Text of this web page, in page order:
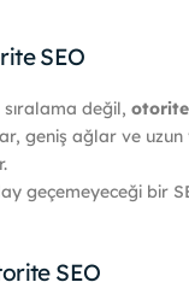
SEO
sıralama değil,
geniş ağlar ve
geçemeyeceği bir
SEO